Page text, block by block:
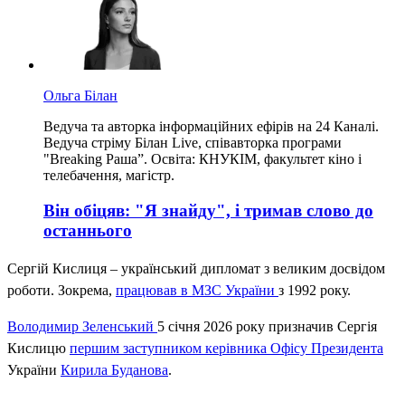
Ольга Білан
Ведуча та авторка інформаційних ефірів на 24 Каналі.
Ведуча стріму Білан Live, співавторка програми
"Breaking Раша”. Освіта: КНУКІМ, факультет кіно і
телебачення, магістр.
Він обіцяв: "Я знайду", і тримав слово до
останнього
Сергій Кислиця – український дипломат з великим досвідом
роботи. Зокрема, працював в МЗС України з 1992 року.
Володимир Зеленський 5 січня 2026 року призначив Сергія
Кислицю першим заступником керівника Офісу Президента
України Кирила Буданова.